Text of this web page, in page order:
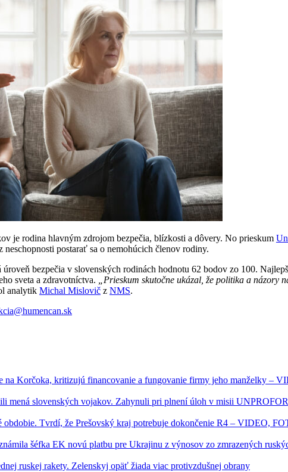
je rodina hlavným zdrojom bezpečia, blízkosti a dôvery. No prieskum
postarať sa o nemohúcich členov rodiny.
bezpečia v slovenských rodinách hodnotu 62 bodov zo 100.
sveta a zdravotníctva.
„Prieskum skutočne ukázal, že politika a
analytik Michal Mislovič z NMS.
na Korčoka, kritizujú financovanie a fungovanie firmy jeho manželky –
mená slovenských vojakov. Zahynuli pri plnení úloh v misii UNPROFOR
obdobie. Tvrdí, že Prešovský kraj potrebuje dokončenie R4 – VIDEO,
šéfka EK novú platbu pre Ukrajinu z výnosov zo zmrazených
ruskej rakety. Zelenskyj opäť žiada viac protivzdušnej obrany